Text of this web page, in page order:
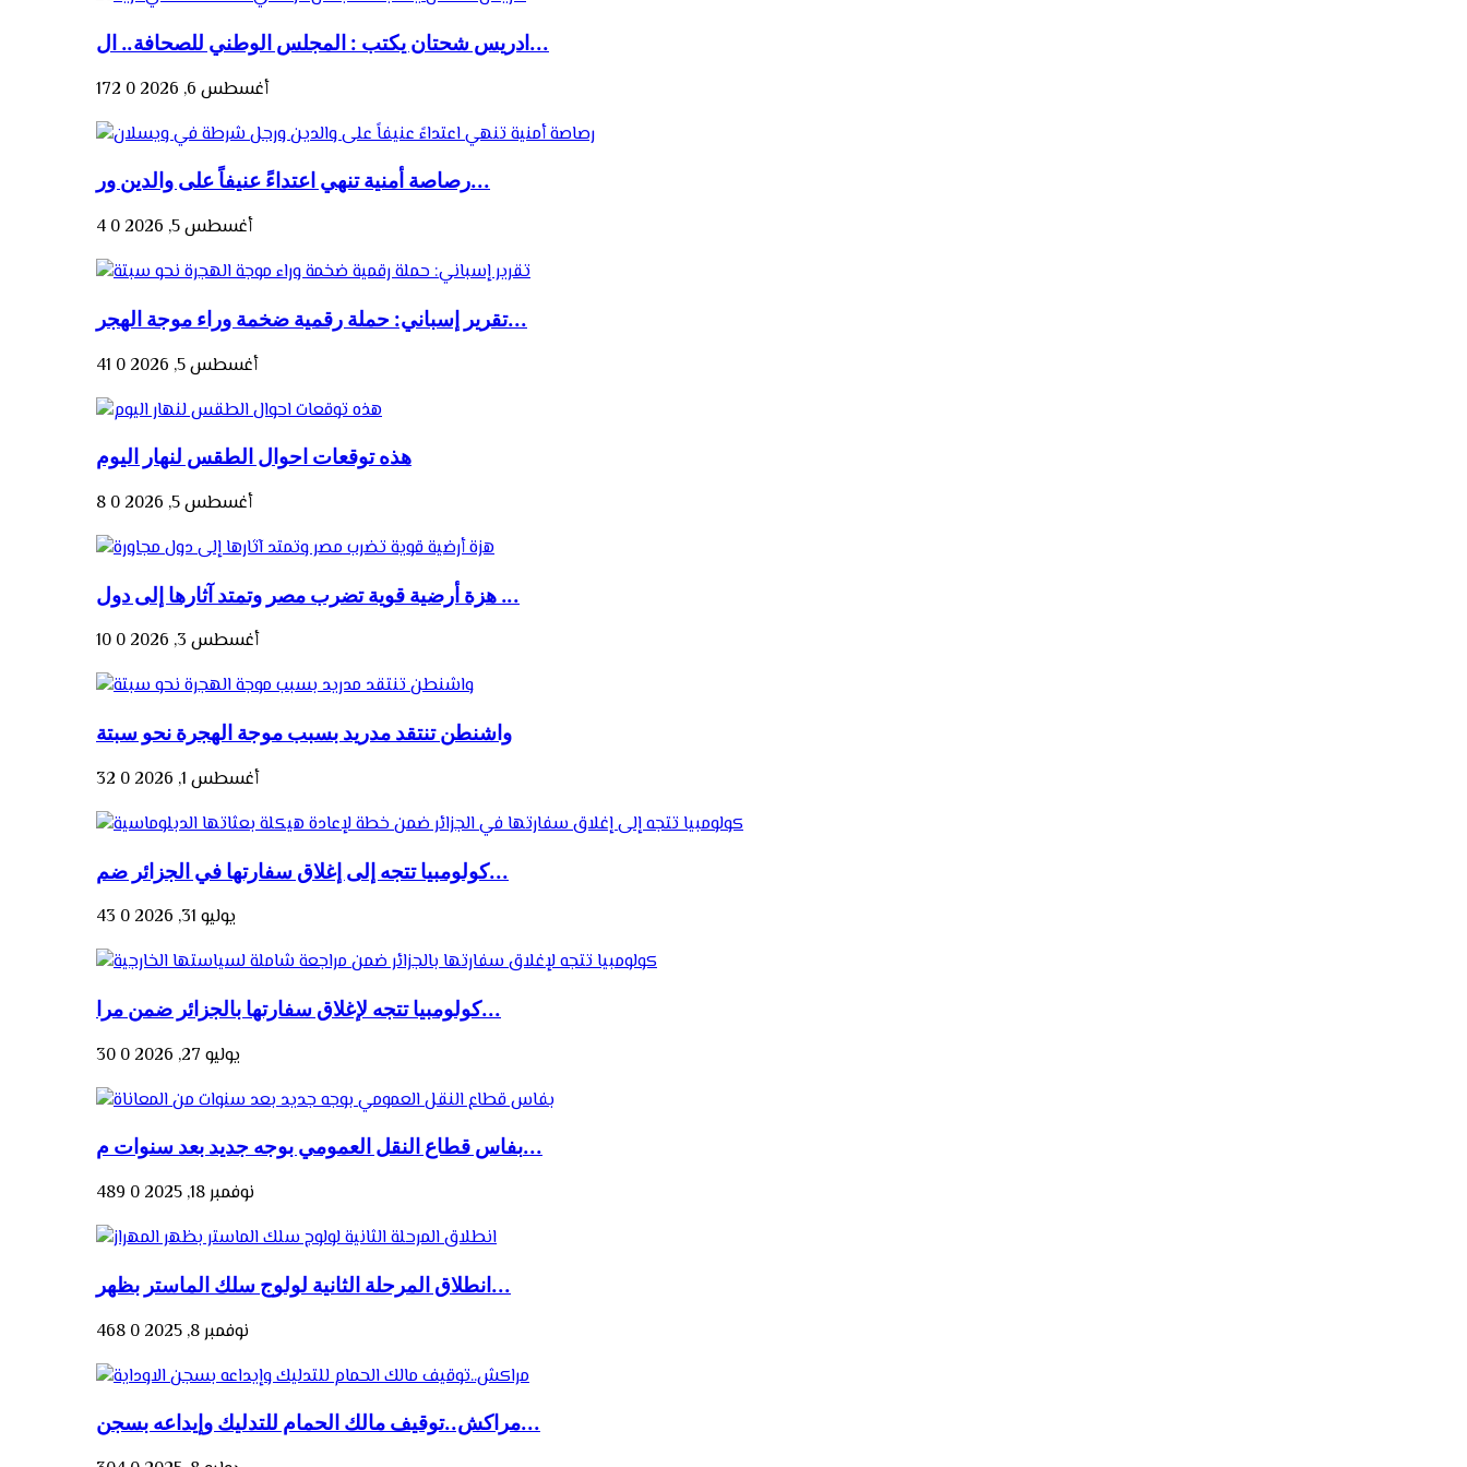
ادريس شحتان يكتب : المجلس الوطني للصحافة.. ال...
أغسطس 6, 2026 0
172
رصاصة أمنية تنهي اعتداءً عنيفاً على والدين ور...
أغسطس 5, 2026 0
4
تقرير إسباني: حملة رقمية ضخمة وراء موجة الهجر...
أغسطس 5, 2026 0
41
هذه توقعات احوال الطقس لنهار اليوم
أغسطس 5, 2026 0
8
هزة أرضية قوية تضرب مصر وتمتد آثارها إلى دول ...
أغسطس 3, 2026 0
10
واشنطن تنتقد مدريد بسبب موجة الهجرة نحو سبتة
أغسطس 1, 2026 0
32
كولومبيا تتجه إلى إغلاق سفارتها في الجزائر ضم...
يوليو 31, 2026 0
43
كولومبيا تتجه لإغلاق سفارتها بالجزائر ضمن مرا...
يوليو 27, 2026 0
30
بفاس قطاع النقل العمومي بوجه جديد بعد سنوات م...
نوفمبر 18, 2025 0
489
انطلاق المرحلة الثانية لولوج سلك الماستر بظهر...
نوفمبر 8, 2025 0
468
مراكش..توقيف مالك الحمام للتدليك وإيداعه بسجن...